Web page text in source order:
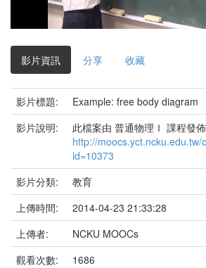
影
影片資訊 分享 收藏
影片標題:
Example: free body diagram
影片說明:
此檔案由 普通物理Ｉ 課程發
http://moocs.yct.ncku.edu.tw/
id=10373
影片分類:
教育
上傳時間:
2014-04-23 21:33:28
上傳者:
NCKU MOOCs
觀看次數:
1686